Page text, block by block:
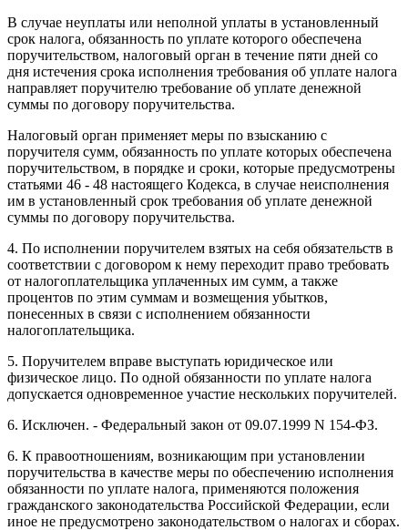
В случае неуплаты или неполной уплаты в установленный
срок налога, обязанность по уплате которого обеспечена
поручительством, налоговый орган в течение пяти дней со
дня истечения срока исполнения требования об уплате налога
направляет поручителю требование об уплате денежной
суммы по договору поручительства.
Налоговый орган применяет меры по взысканию с
поручителя сумм, обязанность по уплате которых обеспечена
поручительством, в порядке и сроки, которые предусмотрены
статьями 46 - 48 настоящего Кодекса, в случае неисполнения
им в установленный срок требования об уплате денежной
суммы по договору поручительства.
4. По исполнении поручителем взятых на себя обязательств в
соответствии с договором к нему переходит право требовать
от налогоплательщика уплаченных им сумм, а также
процентов по этим суммам и возмещения убытков,
понесенных в связи с исполнением обязанности
налогоплательщика.
5. Поручителем вправе выступать юридическое или
физическое лицо. По одной обязанности по уплате налога
допускается одновременное участие нескольких поручителей.
6. Исключен. - Федеральный закон от 09.07.1999 N 154-ФЗ.
6. К правоотношениям, возникающим при установлении
поручительства в качестве меры по обеспечению исполнения
обязанности по уплате налога, применяются положения
гражданского законодательства Российской Федерации, если
иное не предусмотрено законодательством о налогах и сборах.